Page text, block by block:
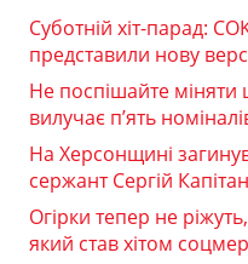
Суботній хіт-парад:
представили нову
Не поспішайте
вилучає п’ять
На Херсонщині
сержант Сергій
Огірки тепер не
який став хітом